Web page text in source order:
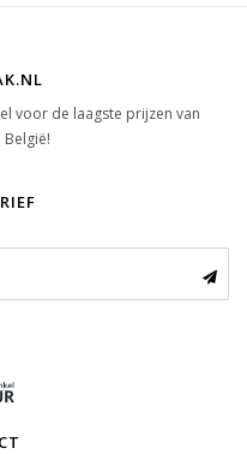
voor de laagste prijzen van